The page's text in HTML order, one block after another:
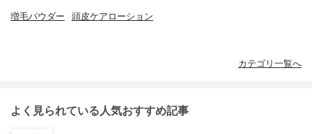
増毛パウダー 頭皮ケアローション
カテゴリ一覧へ
よく見られている人気おすすめ記事